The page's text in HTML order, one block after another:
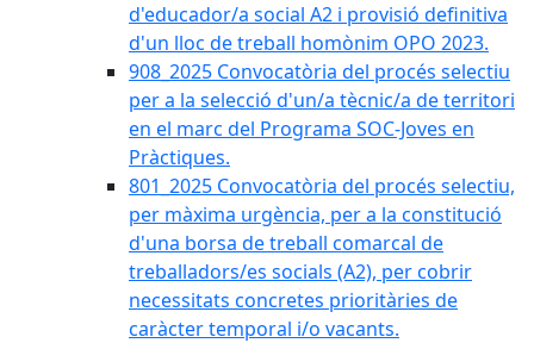
d'educador/a social A2 i provisió definitiva
d'un lloc de treball homònim OPO 2023.
908_2025 Convocatòria del procés selectiu
per a la selecció d'un/a tècnic/a de territori
en el marc del Programa SOC-Joves en
Pràctiques.
801_2025 Convocatòria del procés selectiu,
per màxima urgència, per a la constitució
d'una borsa de treball comarcal de
treballadors/es socials (A2), per cobrir
necessitats concretes prioritàries de
caràcter temporal i/o vacants.